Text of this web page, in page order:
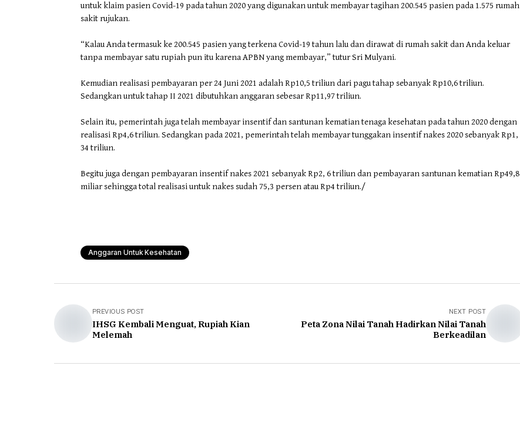
untuk klaim pasien Covid-19 pada tahun 2020 yang digunakan untuk membayar tagihan 200.545 pasien pada 1.575 rumah
sakit rujukan.
“Kalau Anda termasuk ke 200.545 pasien yang terkena Covid-19 tahun lalu dan dirawat di rumah sakit dan Anda keluar
tanpa membayar satu rupiah pun itu karena APBN yang membayar,” tutur Sri Mulyani.
Kemudian realisasi pembayaran per 24 Juni 2021 adalah Rp10,5 triliun dari pagu tahap sebanyak Rp10,6 triliun.
Sedangkan untuk tahap II 2021 dibutuhkan anggaran sebesar Rp11,97 triliun.
Selain itu, pemerintah juga telah membayar insentif dan santunan kematian tenaga kesehatan pada tahun 2020 dengan
realisasi Rp4,6 triliun. Sedangkan pada 2021, pemerintah telah membayar tunggakan insentif nakes 2020 sebanyak Rp1,
34 triliun.
Begitu juga dengan pembayaran insentif nakes 2021 sebanyak Rp2, 6 triliun dan pembayaran santunan kematian Rp49,8
miliar sehingga total realisasi untuk nakes sudah 75,3 persen atau Rp4 triliun./
Anggaran Untuk Kesehatan
PREVIOUS POST
IHSG Kembali Menguat, Rupiah Kian
Melemah
NEXT POST
Peta Zona Nilai Tanah Hadirkan Nilai Tanah
Berkeadilan